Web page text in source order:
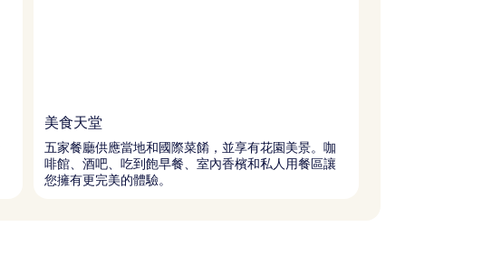
美食天堂
五家餐廳供應當地和國際菜餚，並享有花園美景。咖
啡館、酒吧、吃到飽早餐、室內香檳和私人用餐區讓
您擁有更完美的體驗。